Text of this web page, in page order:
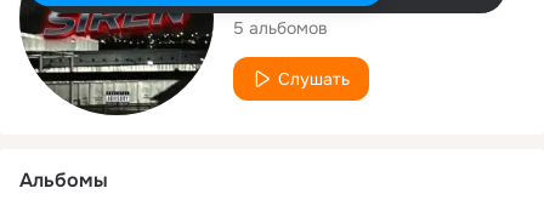
5 альбомов
Слушать
Альбомы